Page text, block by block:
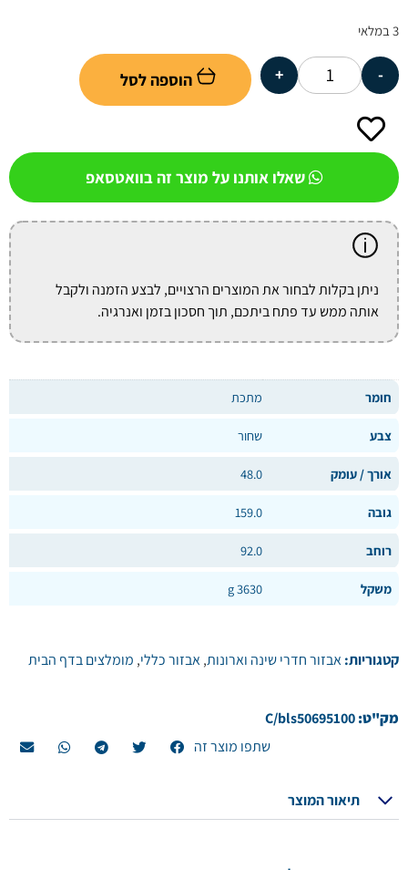
הוספה לסל
שאלו אותנו על מוצר זה בוואטסאפ
ניתן בקלות לבחור את המוצרים הרצויים, לבצע הזמנה ולקבל
אותה ממש עד פתח ביתכם, תוך חסכון בזמן ואנרגיה.
חומר מתכת
צבע שחור
אורך / עומק 48.0
גובה 159.0
רוחב 92.0
משקל 3630 g
קטגוריות:אבזור חדרי שינה וארונות,אבזור כללי,מומלצים בדף הבית
מק"ט:C/bls50695100
שתפו מוצר זה
תיאור המוצר